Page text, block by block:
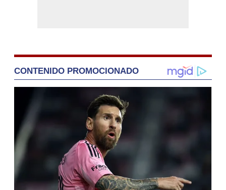
CONTENIDO PROMOCIONADO